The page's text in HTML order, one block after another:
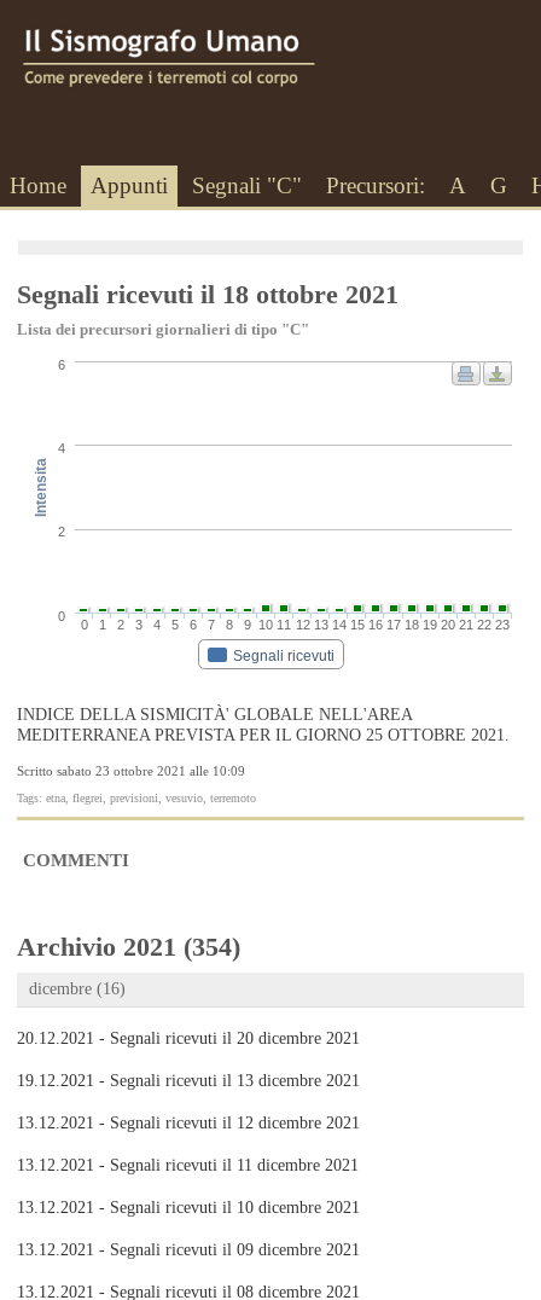
Home Appunti Segnali "C" Precursori: A G
Segnali ricevuti il 18 ottobre 2021
Lista dei precursori giornalieri di tipo "C"
Intensita
Segnali ricevuti
0 1 2 3 4 5 6 7 8 9 10 11 12 13 14 15 16 17 18 19 20 21 22 23
0
2
4
6
INDICE DELLA SISMICITÀ' GLOBALE NELL'AREA
MEDITERRANEA PREVISTA PER IL GIORNO 25 OTTOBRE 2021.
Scritto sabato 23 ottobre 2021 alle 10:09
Tags: etna, flegrei, previsioni, vesuvio, terremoto
COMMENTI
Archivio 2021 (354)
dicembre (16)
20.12.2021 - Segnali ricevuti il 20 dicembre 2021
19.12.2021 - Segnali ricevuti il 13 dicembre 2021
13.12.2021 - Segnali ricevuti il 12 dicembre 2021
13.12.2021 - Segnali ricevuti il 11 dicembre 2021
13.12.2021 - Segnali ricevuti il 10 dicembre 2021
13.12.2021 - Segnali ricevuti il 09 dicembre 2021
13.12.2021 - Segnali ricevuti il 08 dicembre 2021